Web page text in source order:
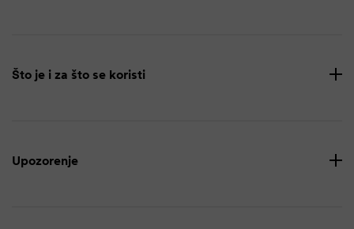
Što je i za što se koristi
Upozorenje